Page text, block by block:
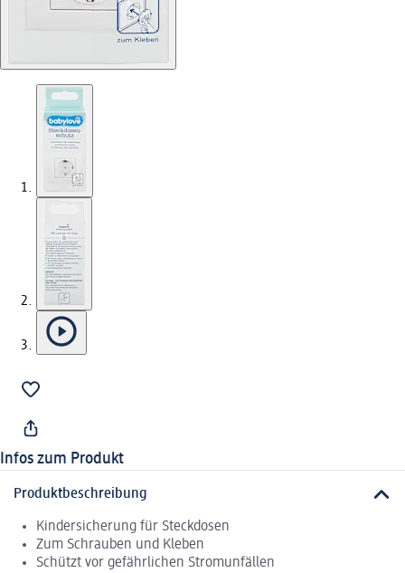
Infos zum Produkt
Produktbeschreibung
Kindersicherung für Steckdosen
Zum Schrauben und Kleben
Schützt vor gefährlichen Stromunfällen